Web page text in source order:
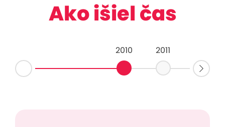
Ako išiel čas
2010 2011